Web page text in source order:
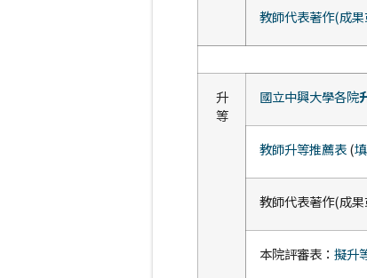
教師代表著作(成
升
等
國立中興大學各院
教師升等推薦表(
教師代表著作(成
本院評審表： 擬升